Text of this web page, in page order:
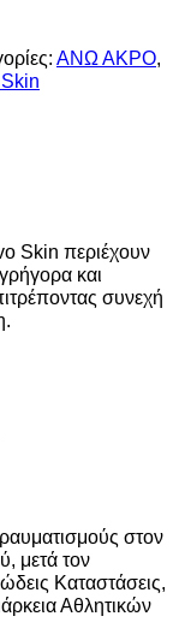
ΑΝΩ ΑΚΡΟ
Skin περιέχουν
και
συνεχή
στον
μετά τον
Καταστάσεις,
Αθλητικών